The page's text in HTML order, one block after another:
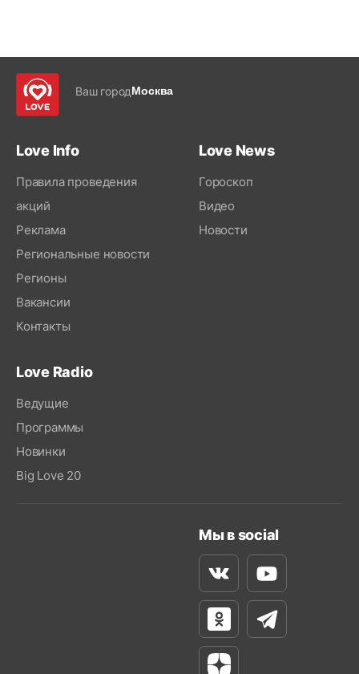
Ваш городМосква
Love Info
Правила проведения
акций
Реклама
Региональные новости
Регионы
Вакансии
Контакты
Love News
Гороскоп
Видео
Новости
Love Radio
Ведущие
Программы
Новинки
Big Love 20
Мы в social
ВконтактеYoutube
Одноклассники
Телеграм